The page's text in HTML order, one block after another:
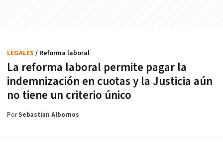
La reforma laboral permite pagar la
indemnización en cuotas y la Justicia aún
no tiene un criterio único
LEGALES / Reforma laboral
PorSebastian Albornos